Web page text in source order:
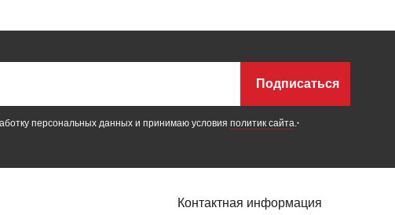
персональных данных и принимаю условия политик сайта.*
Подписаться
Контактная информация